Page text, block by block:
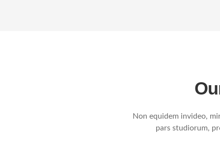
Non equidem invideo,
pars studiorum,